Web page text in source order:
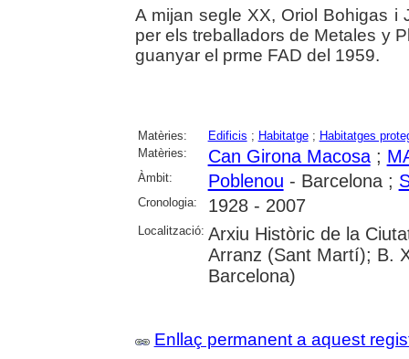
A mijan segle XX, Oriol Bohigas i
per els treballadors de Metales y
guanyar el prme FAD del 1959.
Matèries: Edificis ; Habitatge; Habitatges
Matèries:
Can Girona Macosa;
Àmbit: Poblenou - Barcelona ;
Cronologia: 1928 - 2007
Localització: Arxiu Històric de la
Arranz (Sant Martí); B.
Barcelona)
Enllaç permanent a aquest